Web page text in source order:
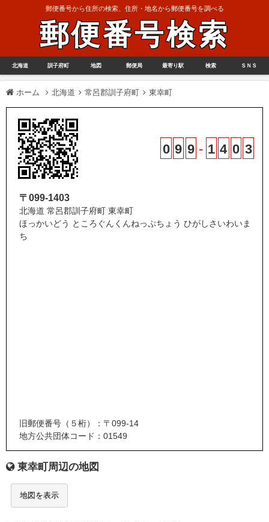
郵便番号から住所の検索、住所・地名から郵便番号を調べる
郵便番号検索
北海道 訓子府町 地図 郵便局 最寄り駅 検索 ＳＮＳ
ホーム 北海道 常呂郡訓子府町 東幸町
0 9 9 - 1 4 0 3
〒099-1403
北海道 常呂郡訓子府町 東幸町
ほっかいどう ところぐんくんねっぷちょう ひがしさいわいま
ち
旧郵便番号（５桁）：〒099-14
地方公共団体コード：01549
東幸町周辺の地図
地図を表示